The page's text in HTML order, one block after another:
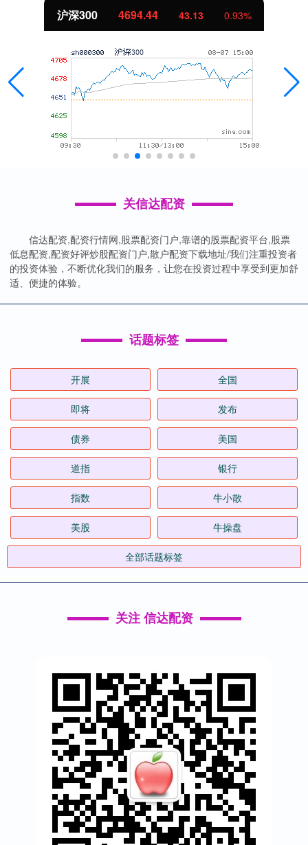
北证50 1134.24
关信达配资
信达配资,配资行情网,股票配资门户,靠谱的股票配资平台,股票
低息配资,配资好评炒股配资门户,散户配资下载地址/我们注重投资者
的投资体验，不断优化我们的服务，让您在投资过程中享受到更加舒
适、便捷的体验。
话题标签
开展 全国
即将 发布
债券 美国
道指 银行
指数 牛小散
美股 牛操盘
全部话题标签
关注 信达配资